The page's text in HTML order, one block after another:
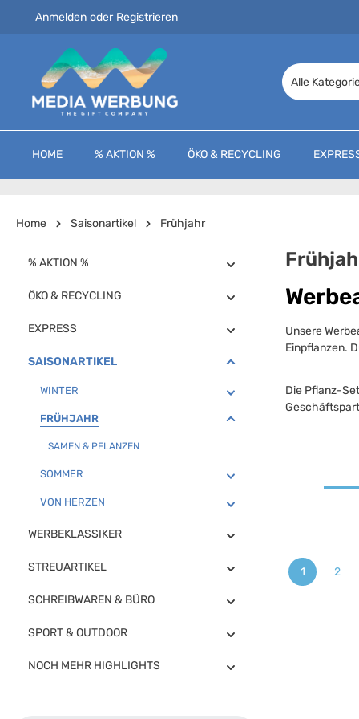
Hauptinhalt springen
Zur Suche springen
Zur Hauptnavigation springen
Anmelden oder Registrieren
Alle
HOME % AKTION % ÖKO & RECYCLING
Home Saisonartikel Frühjahr
% AKTION %
ÖKO & RECYCLING
EXPRESS
SAISONARTIKEL
WINTER
FRÜHJAHR
SAMEN & PFLANZEN
SOMMER
VON HERZEN
WERBEKLASSIKER
STREUARTIKEL
SCHREIBWAREN & BÜRO
SPORT & OUTDOOR
NOCH MEHR HIGHLIGHTS
Unsere
Einpflanzen.
Die Pflanz-
Seite
1
Seite
2